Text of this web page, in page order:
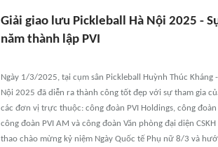
Giải giao lưu Pickleball Hà Nội 2025 -
năm thành lập PVI
Ngày 1/3/2025, tại cụm sân Pickleball Huỳnh Thúc Kháng
Nội 2025 đã diễn ra thành công tốt đẹp với sự tham gia
các đơn vị trực thuộc: công đoàn PVI Holdings, công
công đoàn PVI AM và công đoàn Văn phòng đại diện
thao chào mừng kỷ niệm Ngày Quốc tế Phụ nữ 8/3 và